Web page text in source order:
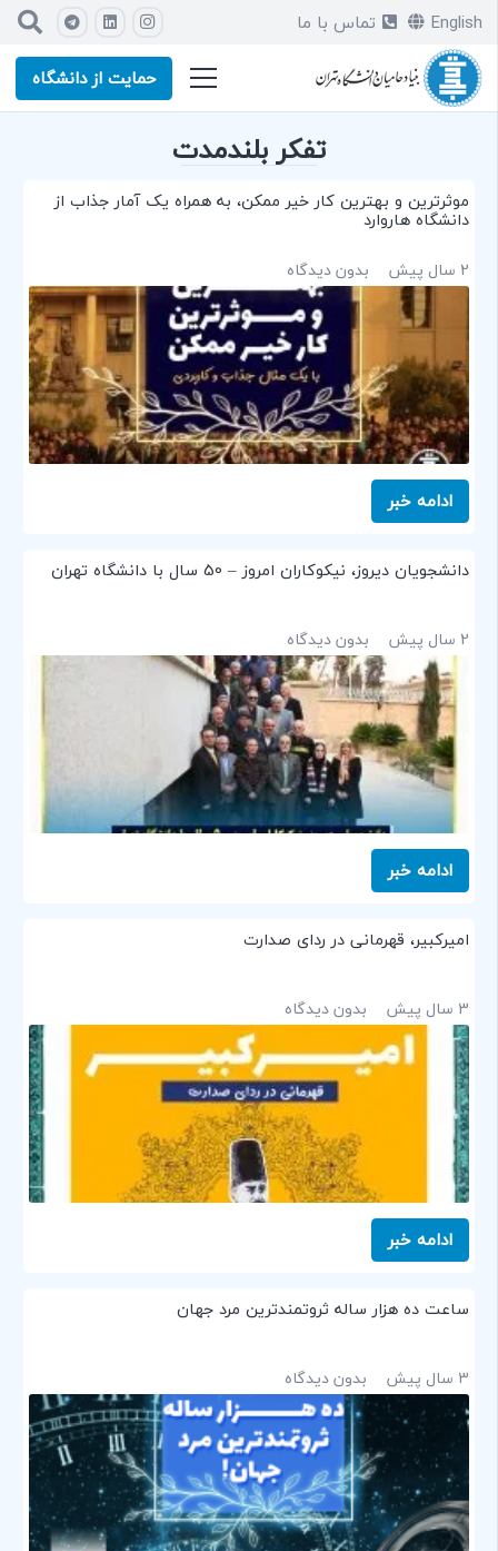
English
تماس با ما
حمایت از دانشگاه
تفکر بلندمدت
موثرترین و بهترین کار خیر ممکن،‌ به‌ همراه یک آمار جذاب از
دانشگاه هاروارد
2 سال پیش
بدون دیدگاه
ادامه خبر
دانشجویان دیروز، نیکوکاران امروز – 50 سال با دانشگاه تهران
2 سال پیش بدون دیدگاه
ادامه خبر
امیرکبیر، قهرمانی در ردای صدارت
3 سال پیش بدون دیدگاه
ادامه خبر
ساعت ده هزار ساله ثروتمندترین مرد جهان
3 سال پیش بدون دیدگاه